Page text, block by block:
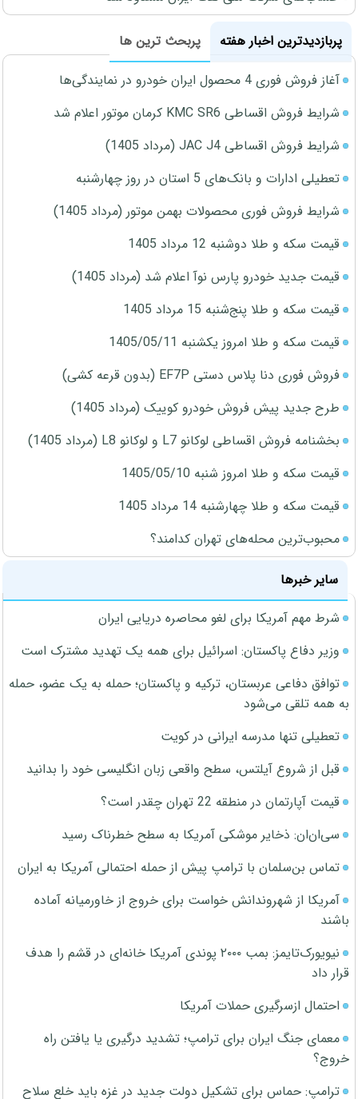
پربازدیدترین اخبار هفته
پربحث ترین ها
آغاز فروش فوری 4 محصول ایران خودرو در نمایندگی‌ها
شرایط فروش اقساطی KMC SR6 کرمان موتور اعلام شد
شرایط فروش اقساطی JAC J4 (مرداد 1405)
تعطیلی ادارات و بانک‌های 5 استان در روز چهارشنبه
شرایط فروش فوری محصولات بهمن موتور (مرداد 1405)
قیمت سکه و طلا دوشنبه 12 مرداد 1405
قیمت جدید خودرو پارس نوآ اعلام شد (مرداد 1405)
قیمت سکه و طلا پنج‌شنبه 15 مرداد 1405
قیمت سکه و طلا امروز یکشنبه 1405/05/11
فروش فوری دنا پلاس دستی EF7P (بدون قرعه کشی)
طرح جدید پیش فروش خودرو کوییک (مرداد 1405)
بخشنامه فروش اقساطی لوکانو L7 و لوکانو L8 (مرداد 1405)
قیمت سکه و طلا امروز شنبه 1405/05/10
قیمت سکه و طلا چهارشنبه 14 مرداد 1405
محبوب‌ترین محله‌های تهران کدامند؟
سایر خبرها
شرط مهم آمریکا برای لغو محاصره دریایی ایران
وزیر دفاع پاکستان: اسرائیل برای همه یک تهدید مشترک است
توافق دفاعی عربستان، ترکیه و پاکستان؛ حمله به یک عضو، حمله
به همه تلقی می‌شود
تعطیلی تنها مدرسه ایرانی در کویت
قبل از شروع آیلتس، سطح واقعی زبان انگلیسی خود را بدانید
قیمت آپارتمان در منطقه 22 تهران چقدر است؟
سی‌ان‌ان: ذخایر موشکی آمریکا به سطح خطرناک رسید
تماس بن‌سلمان با ترامپ پیش از حمله احتمالی آمریکا به ایران
آمریکا از شهروندانش خواست برای خروج از خاورمیانه آماده
باشند
نیویورک‌تایمز: بمب ۲۰۰۰ پوندی آمریکا خانه‌ای در قشم را هدف
قرار داد
احتمال ازسرگیری حملات آمریکا
معمای جنگ ایران برای ترامپ؛ تشدید درگیری یا یافتن راه
خروج؟
ترامپ: حماس برای تشکیل دولت جدید در غزه باید خلع سلاح